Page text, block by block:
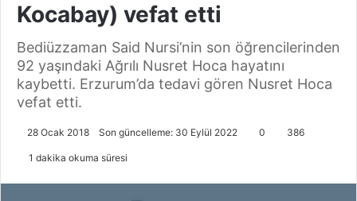
Kocabay) vefat etti
Bediüzzaman Said Nursi’nin son öğrencilerinden
92 yaşındaki Ağrılı Nusret Hoca hayatını
kaybetti. Erzurum’da tedavi gören Nusret Hoca
vefat etti.
28 Ocak 2018 Son güncelleme: 30 Eylül 2022 0 386
1 dakika okuma süresi